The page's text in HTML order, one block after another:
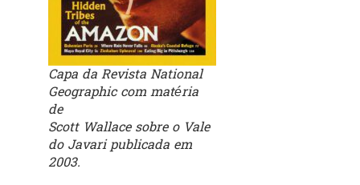
Capa da Revista National
Geographic com matéria
de
Scott Wallace sobre o Vale
do Javari publicada em
2003.